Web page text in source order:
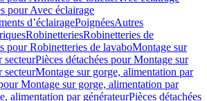
pour Avec éclairage
d’éclairagePoignéesAutres
RobinetteriesRobinetteries de
pour Robinetteries de lavaboMontage sur
secteurPièces détachées pour Montage sur
secteurMontage sur gorge, alimentation par
Montage sur gorge, alimentation par
alimentation par générateurPièces détachées